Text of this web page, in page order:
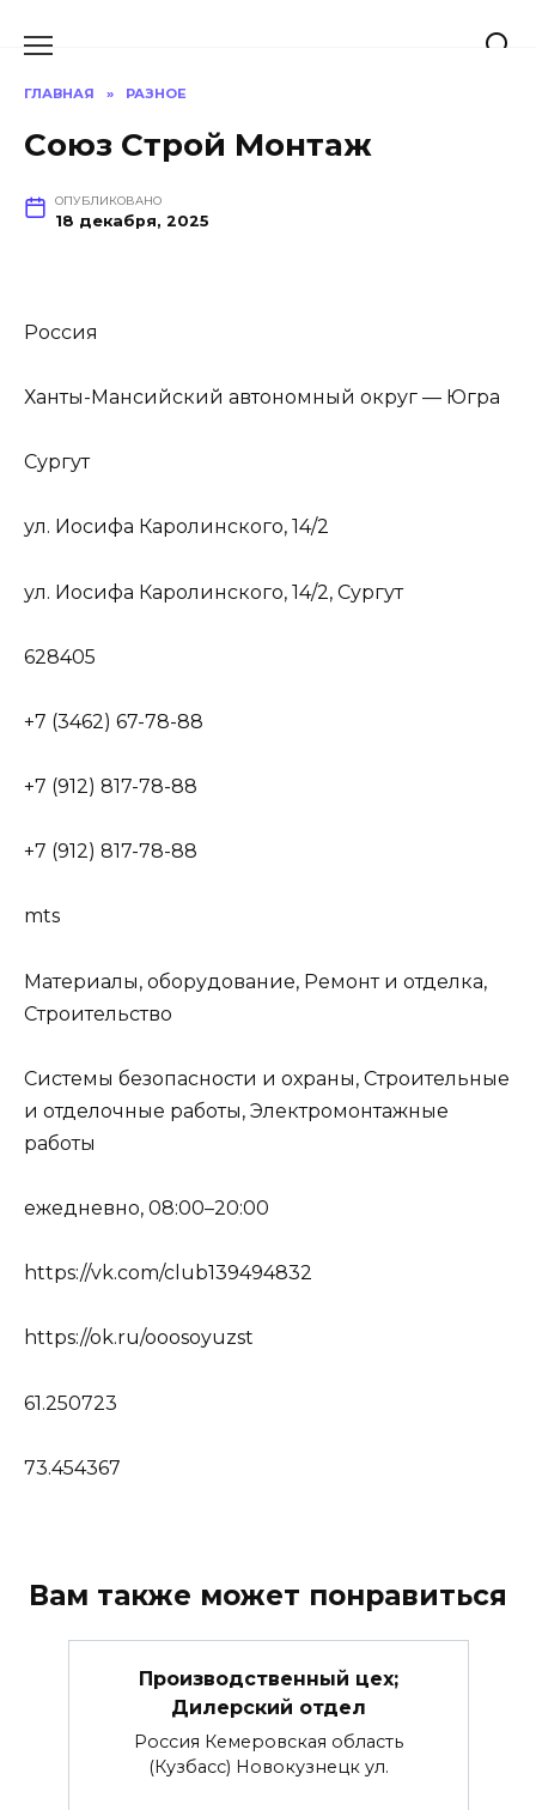
ГЛАВНАЯ » РАЗНОЕ
Союз Строй Монтаж
ОПУБЛИКОВАНО
18 декабря, 2025
Россия
Ханты-Мансийский автономный округ — Югра
Сургут
ул. Иосифа Каролинского, 14/2
ул. Иосифа Каролинского, 14/2, Сургут
628405
+7 (3462) 67-78-88
+7 (912) 817-78-88
+7 (912) 817-78-88
mts
Материалы, оборудование, Ремонт и отделка,
Строительство
Системы безопасности и охраны, Строительные
и отделочные работы, Электромонтажные
работы
ежедневно, 08:00–20:00
https://vk.com/club139494832
https://ok.ru/ooosoyuzst
61.250723
73.454367
Вам также может понравиться
Производственный цех;
Дилерский отдел
Россия Кемеровская область
(Кузбасс) Новокузнецк ул.